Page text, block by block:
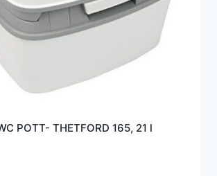
POTT- THETFORD 165, 21 l